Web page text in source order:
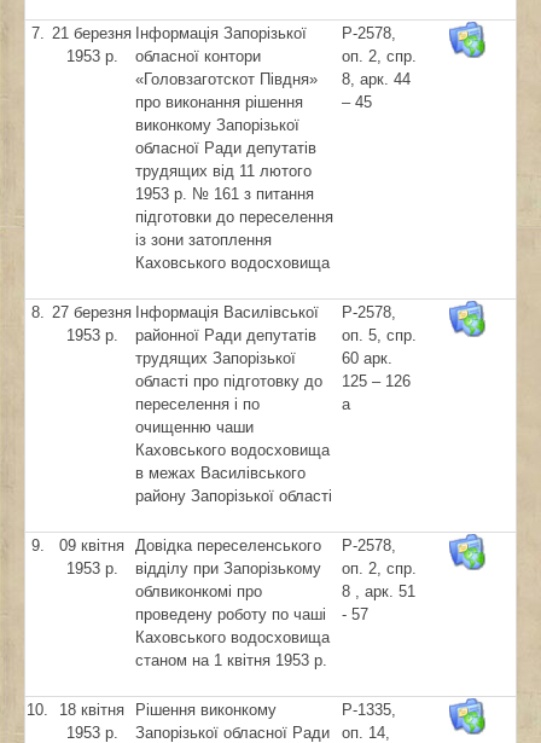
7.
21 березня
1953 р.
Інформація Запорізької
обласної контори
«Головзаготскот Півдня»
про виконання рішення
виконкому Запорізької
обласної Ради депутатів
трудящих від 11 лютого
1953 р. № 161 з питання
підготовки до переселення
із зони затоплення
Каховського водосховища
Р-2578,
оп. 2, спр.
8, арк. 44
– 45
8.
27 березня
1953 р.
Інформація Василівської
районної Ради депутатів
трудящих Запорізької
області про підготовку до
переселення і по
очищенню чаши
Каховського водосховища
в межах Василівського
району Запорізької області
Р-2578,
оп. 5, спр.
60 арк.
125 – 126
а
9.
09 квітня
1953 р.
Довідка переселенського
відділу при Запорізькому
облвиконкомі про
проведену роботу по чаші
Каховського водосховища
станом на 1 квітня 1953 р.
Р-2578,
оп. 2, спр.
8 , арк. 51
- 57
10.
18 квітня
1953 р.
Рішення виконкому
Запорізької обласної Ради
Р-1335,
оп. 14,